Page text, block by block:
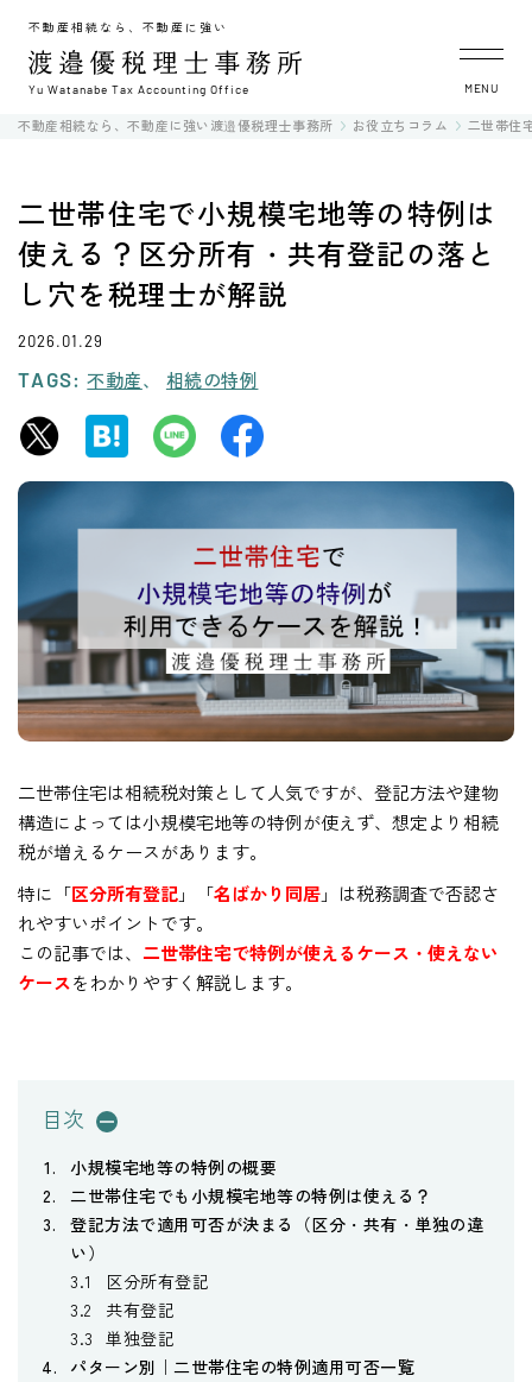
不動産相続なら、不動産に強い
Yu Watanabe Tax Accounting Office MENU
不動産相続なら、不動産に強い渡邉優税理士事務所 お役立ちコラム 二世帯住
二世帯住宅で小規模宅地等の特例は
使える？区分所有・共有登記の落と
し穴を税理士が解説
2026.01.29
TAGS: 不動産 相続の特例
二世帯住宅は相続税対策として人気ですが、登記方法や建物
構造によっては小規模宅地等の特例が使えず、想定より相続
税が増えるケースがあります。
特に「区分所有登記」「名ばかり同居」は税務調査で否認さ
れやすいポイントです。
この記事では、 二世帯住宅で特例が使えるケース・使えない
ケースをわかりやすく解説します。
目次
小規模宅地等の特例の概要
二世帯住宅でも小規模宅地等の特例は使える？
登記方法で適用可否が決まる（区分・共有・単独の違
い）
区分所有登記
共有登記
単独登記
パターン別｜二世帯住宅の特例適用可否一覧